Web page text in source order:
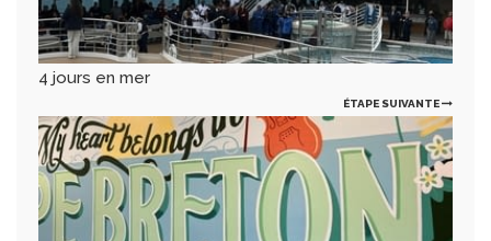
4 jours en mer
ÉTAPE SUIVANTE